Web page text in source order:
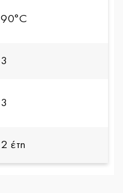
90°C
3
3
2 έτη